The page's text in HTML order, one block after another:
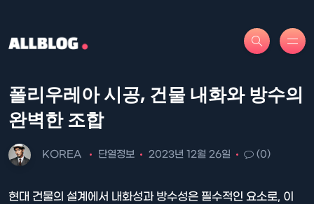
폴리우레아 시공, 건물 내화와 방수의
완벽한 조합
KOREA 단열정보 2023년 12월 26일 (0)
현대 건물의 설계에서 내화성과 방수성은 필수적인 요소로, 이